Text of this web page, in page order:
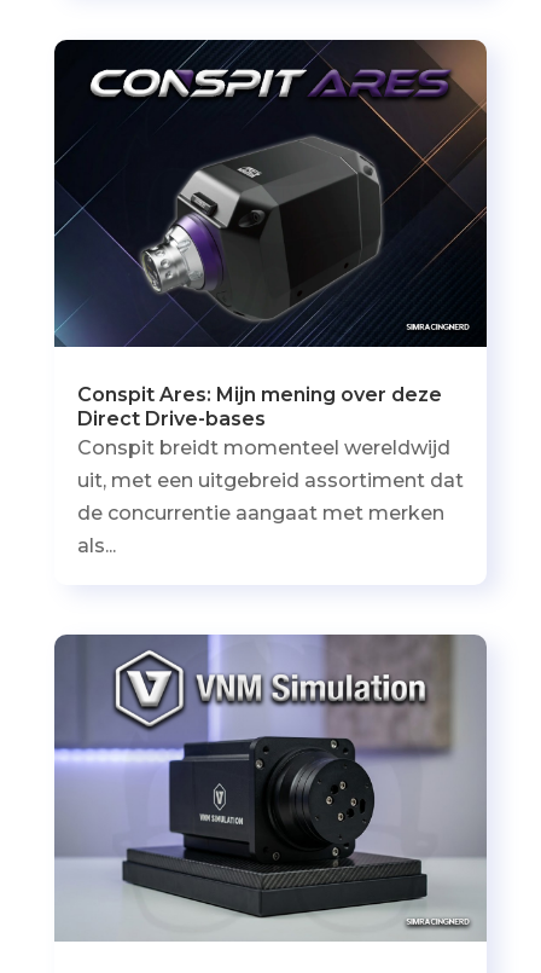
Conspit Ares: Mijn mening over deze
Direct Drive-bases
Conspit breidt momenteel wereldwijd
uit, met een uitgebreid assortiment dat
de concurrentie aangaat met merken
als...